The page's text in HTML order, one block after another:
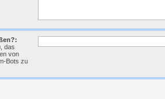
das
von
Bots zu